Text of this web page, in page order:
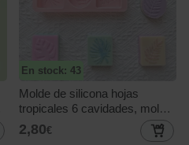
En stock: 43
Molde de silicona hojas
tropicales 6 cavidades, molde
para jabón, velas y resina
2,80€